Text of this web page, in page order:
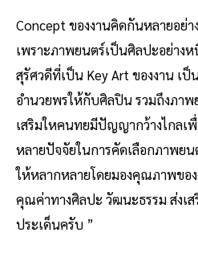
Concept ของงานคิดกันหลายอย่
เพราะภาพยนตร์เป็นศิลปะอย่าง
สุรัศวดีที่เป็น Key Art ของงาน เ
อำนวยพรให้กับศิลปิน รวมถึงภาพ
เสริมใหคนทยมีปัญญากว้างไกลเ
หลายปัจจัยในการคัดเลือกภาพย
ให้หลากหลายโดยมองคุณภาพขอ
คุณค่าทางศิลปะ วัฒนะธรรม ส่งเ
ประเด็นครับ ”